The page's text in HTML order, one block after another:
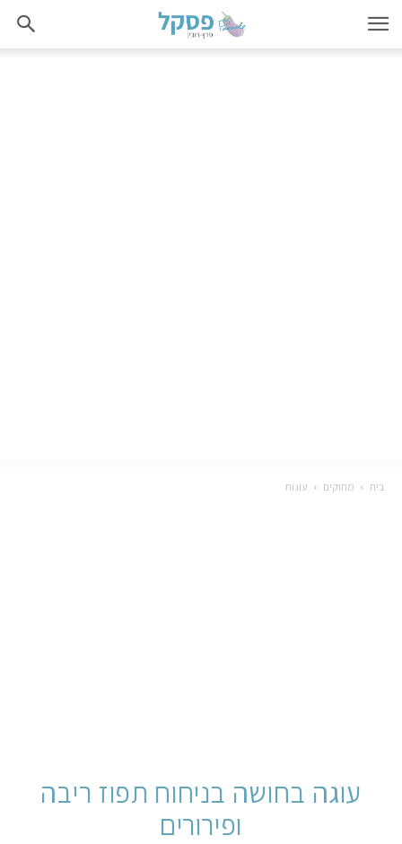
בית מתוקים עוגות
עוגה בחושה בניחוח תפוז ריבה
ופירורים